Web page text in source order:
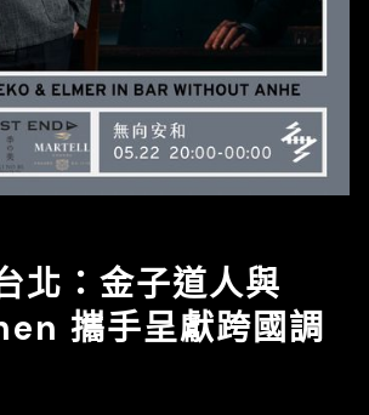
北：金子道人與
攜手呈獻跨國調